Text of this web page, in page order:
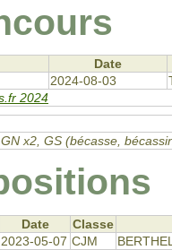
Date
2024-08-03
2024
x2, GS (bécasse,
Date
Classe
2023-05-07 CJM